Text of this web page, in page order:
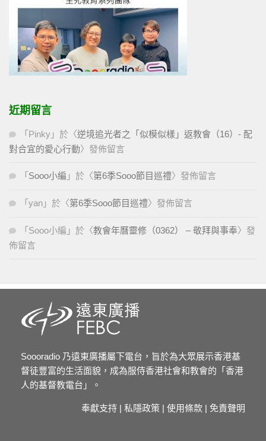
近期留言
「 Pinky 」於〈逆境追光者之「似模似樣」返教會（16）- 配
對合宜的愛心行動〉發佈留言
「 Sooo小編 」於〈第6季Sooo節目巡禮〉發佈留言
「 yan 」於〈第6季Sooo節目巡禮〉發佈留言
「 Sooo小編 」於〈教會年曆靈修（0362） – 敬拜與事奉〉發
佈留言
Soooradio 乃遠東廣播屬下電台，旨於為大眾展示香港基
督徒豐富的生活面貌，成為服侍香港社會和教會的「香港
人的基督教電台」。
奉獻支持 | 私隱政策 | 使用條款 | 免責聲明